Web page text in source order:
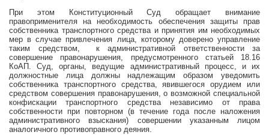
При этом Конституционный Суд обращает внимание
правоприменителя на необходимость обеспечения защиты прав
собственника транспортного средства и принятия им необходимых
мер в случае привлечения лица, которому доверено управление
таким средством,
к административной ответственности за
совершение правонарушения, предусмотренного статьей 18.16
КоАП. Суд, органы, ведущие административный процесс, и их
должностные лица должны надлежащим образом уведомить
собственника транспортного средства, явившегося орудием или
средством совершения правонарушения, о возможной специальной
конфискации транспортного средства независимо от права
собственности при повторном (в течение года после наложения
административного взыскания) совершении указанным лицом
аналогичного противоправного деяния.